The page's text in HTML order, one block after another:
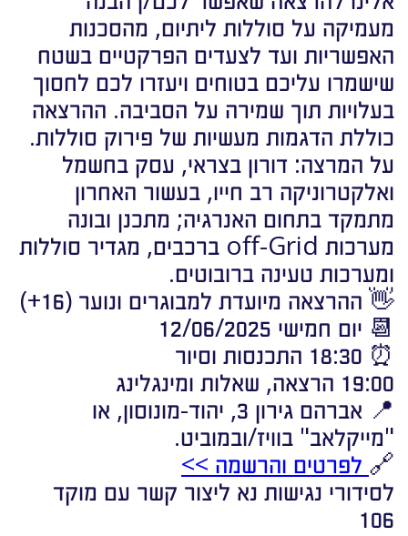
מעמיקה על סוללות ליתיום, מהסכנות
האפשריות ועד לצעדים הפרקטיים בשטח
שישמרו עליכם בטוחים ויעזרו לכם לחסוך
בעלויות תוך שמירה על הסביבה. ההרצאה
כוללת הדגמות מעשיות של פירוק סוללות.
על המרצה: דורון בצראי, עסק בחשמל
ואלקטרוניקה רב חייו, בעשור האחרון
מתמקד בתחום האנרגיה; מתכנן ובונה
מערכות off-Grid ברכבים, מגדיר סוללות
ומערכות טעינה ברובוטים.
👋 ההרצאה מיועדת למבוגרים ונוער (16+)
📆 יום חמישי 12/06/2025
⏰ 18:30 התכנסות וסיור
19:00 הרצאה, שאלות ומינגלינג
📍 אברהם גירון 3, יהוד-מונוסון, או
"מייקלאב" בוויז/ובמוביט.
🔗 לפרטים והרשמה >>
לסידורי נגישות נא ליצור קשר עם מוקד
106